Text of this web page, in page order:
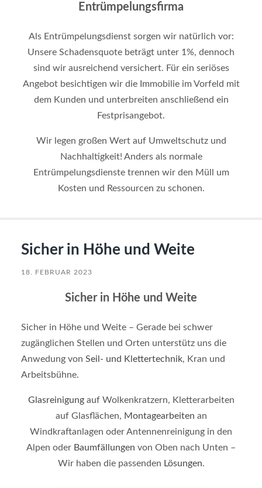
Entrümpelungsfirma
Als Entrümpelungsdienst sorgen wir natürlich vor:
Unsere Schadensquote beträgt unter 1%, dennoch
sind wir ausreichend versichert. Für ein seriöses
Angebot besichtigen wir die Immobilie im Vorfeld mit
dem Kunden und unterbreiten anschließend ein
Festprisangebot.
Wir legen großen Wert auf Umweltschutz und
Nachhaltigkeit! Anders als normale
Entrümpelungsdienste trennen wir den Müll um
Kosten und Ressourcen zu schonen.
Sicher in Höhe und Weite
18. FEBRUAR 2023
Sicher in Höhe und Weite
Sicher in Höhe und Weite – Gerade bei schwer
zugänglichen Stellen und Orten unterstütz uns die
Anwedung von Seil- und Klettertechnik, Kran und
Arbeitsbühne.
Glasreinigung auf Wolkenkratzern, Kletterarbeiten
auf Glasflächen, Montagearbeiten an
Windkraftanlagen oder Antennenreinigung in den
Alpen oder Baumfällungen von Oben nach Unten –
Wir haben die passenden Lösungen.